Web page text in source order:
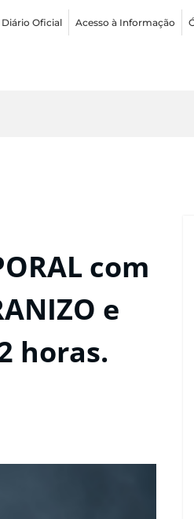
Diário Oficial Acesso à Informação
com
e
horas.